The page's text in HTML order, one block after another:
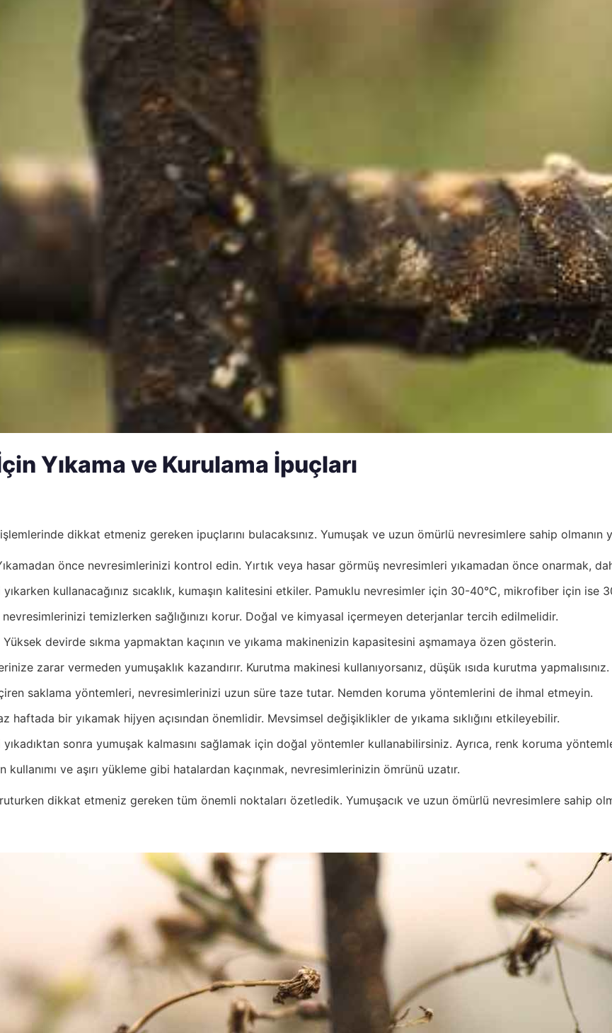
Yıkama ve Kurulama İpuçları
dikkat etmeniz gereken ipuçlarını bulacaksınız. Yumuşak ve uzun ömürlü nevresimlere sahip olmanın
önce nevresimlerinizi kontrol edin. Yırtık veya hasar görmüş nevresimleri yıkamadan önce onarmak,
kullanacağınız sıcaklık, kumaşın kalitesini etkiler. Pamuklu nevresimler için 30-40°C, mikrofiber için ise
temizlerken sağlığınızı korur. Doğal ve kimyasal içermeyen deterjanlar tercih edilmelidir.
Yüksek devirde sıkma yapmaktan kaçının ve yıkama makinenizin kapasitesini aşmamaya özen gösterin.
zarar vermeden yumuşaklık kazandırır. Kurutma makinesi kullanıyorsanız, düşük ısıda kurutma yapmalısınız.
saklama yöntemleri, nevresimlerinizi uzun süre taze tutar. Nemden koruma yöntemlerini de ihmal etmeyin.
haftada bir yıkamak hijyen açısından önemlidir. Mevsimsel değişiklikler de yıkama sıklığını etkileyebilir.
sonra yumuşak kalmasını sağlamak için doğal yöntemler kullanabilirsiniz. Ayrıca, renk koruma
kullanımı ve aşırı yükleme gibi hatalardan kaçınmak, nevresimlerinizin ömrünü uzatır.
dikkat etmeniz gereken tüm önemli noktaları özetledik. Yumuşacık ve uzun ömürlü nevresimlere sahip